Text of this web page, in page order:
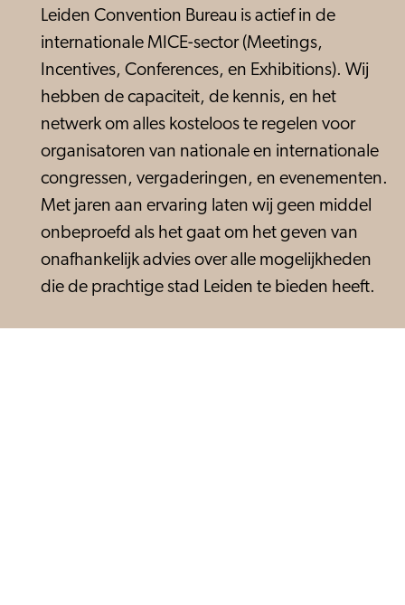
Leiden Convention Bureau is actief in de
internationale MICE-sector (Meetings,
Incentives, Conferences, en Exhibitions). Wij
hebben de capaciteit, de kennis, en het
netwerk om alles kosteloos te regelen voor
organisatoren van nationale en internationale
congressen, vergaderingen, en evenementen.
Met jaren aan ervaring laten wij geen middel
onbeproefd als het gaat om het geven van
onafhankelijk advies over alle mogelijkheden
die de prachtige stad Leiden te bieden heeft.